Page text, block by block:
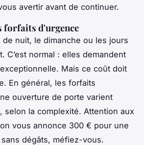
avertir avant de continuer.
forfaits d'urgence
nuit, le dimanche ou les jours
C’est normal : elles demandent
Mais ce coût doit
En général, les forfaits
ouverture de porte varient
selon la complexité. Attention aux
vous annonce 300 € pour une
dégâts, méfiez-vous.